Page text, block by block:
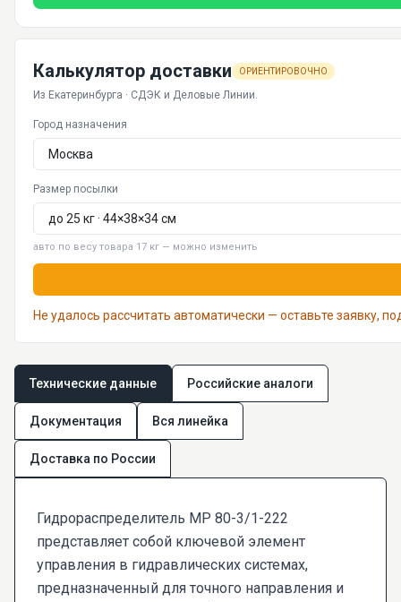
Калькулятор доставки ОРИЕНТИРОВОЧНО
Из Екатеринбурга · СДЭК и Деловые Линии.
Город назначения
Размер посылки
авто по весу товара 17 кг — можно изменить
Не удалось рассчитать автоматически — оставьте заявку,
Технические данные Российские аналоги
Документация Вся линейка
Доставка по России
Гидрораспределитель МР 80-3/1-222
представляет собой ключевой элемент
управления в гидравлических системах,
предназначенный для точного направления и